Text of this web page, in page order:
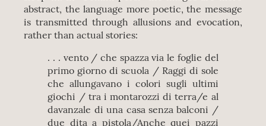
abstract, the language more poetic, the message
is transmitted through allusions and evocation,
rather than actual stories:
. . . vento / che spazza via le foglie del
primo giorno di scuola / Raggi di sole
che allungavano i colori sugli ultimi
giochi / tra i montarozzi di terra/e al
davanzale di una casa senza balconi /
due dita a pistola/Anche quei pazzi